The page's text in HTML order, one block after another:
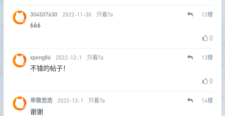
304507630 2022-11-30 只看Ta 12楼
666
0
xpeng86 2022-12-1 只看Ta 13楼
不错的帖子！
0
卑微浩浩 2022-12-1 只看Ta 14楼
谢谢